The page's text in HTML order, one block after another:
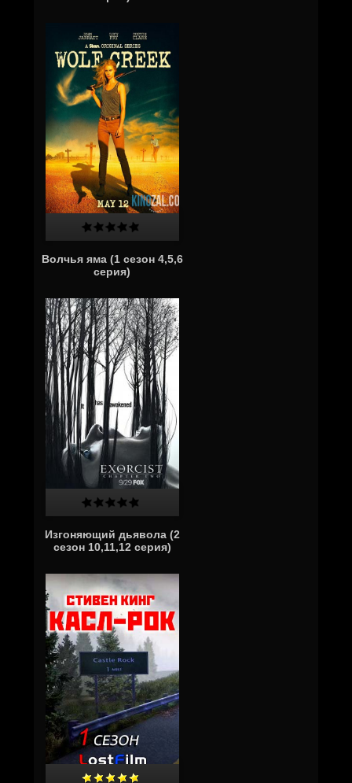
Волчья яма (1 сезон 4,5,6
серия)
Изгоняющий дьявола (2
сезон 10,11,12 серия)